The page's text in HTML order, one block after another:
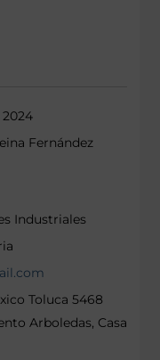
Fernández
Industriales
Toluca 5468
Arboledas, Casa